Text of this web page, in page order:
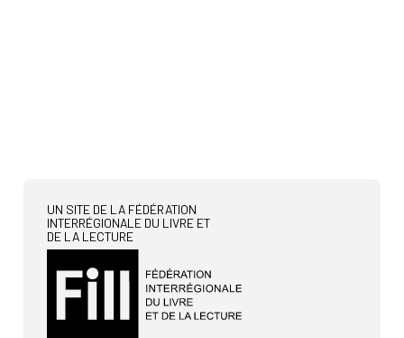
UN SITE DE LA FÉDÉRATION
INTERRÉGIONALE DU LIVRE ET
DE LA LECTURE